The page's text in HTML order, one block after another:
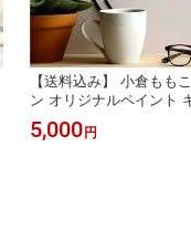
【送料込み】 小倉もも
ン オリジナルペイント
0×100mm デザイン 絵
インテリア アート 北欧
5,000 円